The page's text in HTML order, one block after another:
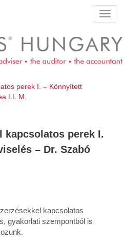
perek I. – Könnyített
LL.M.
kapcsolatos perek I.
– Dr. Szabó
kapcsolatos
gyakorlati szempontból is